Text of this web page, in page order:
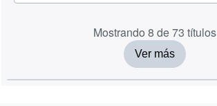
Mostrando 8 de 73 títulos
Ver más